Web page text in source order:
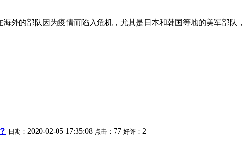
外的部队因为疫情而陷入危机，尤其是日本和韩国等地的美军部队，
日期： 2020-02-05 17:35:08 点击： 77 好评： 2